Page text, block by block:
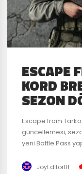
ESCAPE
KORD
SEZON
Escape from
güncellemesi,
yeni Battle Pass
JoyEditor01